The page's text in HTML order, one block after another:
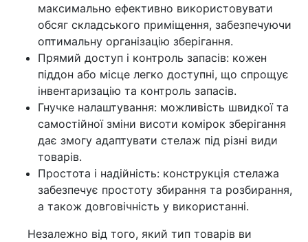
максимально ефективно використовувати
обсяг складського приміщення, забезпечуючи
оптимальну організацію зберігання.
Прямий доступ і контроль запасів: кожен
піддон або місце легко доступні, що спрощує
інвентаризацію та контроль запасів.
Гнучке налаштування: можливість швидкої та
самостійної зміни висоти комірок зберігання
дає змогу адаптувати стелаж під різні види
товарів.
Простота і надійність: конструкція стелажа
забезпечує простоту збирання та розбирання,
а також довговічність у використанні.
Незалежно від того, який тип товарів ви